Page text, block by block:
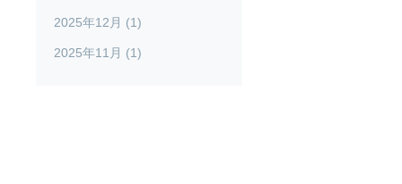
2025年12月 (1)
2025年11月 (1)